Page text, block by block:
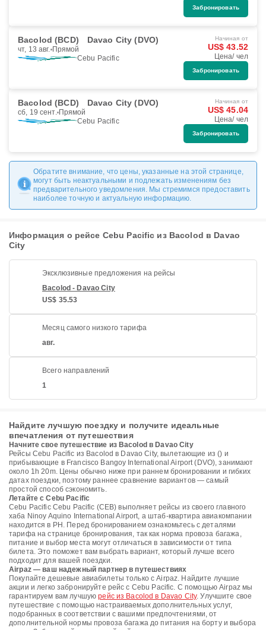
Забронировать
Bacolod (BCD) Davao City (DVO)
чт, 13 авг. Прямой
Cebu Pacific
Начиная от
US$ 43.52
Цена/ чел
Забронировать
Bacolod (BCD) Davao City (DVO)
сб, 19 сент. Прямой
Cebu Pacific
Начиная от
US$ 45.04
Цена/ чел
Забронировать
Обратите внимание, что цены, указанные на этой странице,
могут быть неактуальными и подлежать изменениям без
предварительного уведомления. Мы стремимся предоставить
наиболее точную и актуальную информацию.
Информация о рейсе Cebu Pacific из Bacolod в Davao
City
Эксклюзивные предложения на рейсы
Bacolod - Davao City
US$ 35.53
Месяц самого низкого тарифа
авг.
Всего направлений
1
Найдите лучшую поездку и получите идеальные
впечатления от путешествия
Начните свое путешествие из Bacolod в Davao City
Рейсы Cebu Pacific из Bacolod в Davao City, вылетающие из () и
прибывающие в Francisco Bangoy International Airport (DVO), занимают
около 1h 20m. Цены обычно ниже при раннем бронировании и гибких
датах поездки, поэтому раннее сравнение вариантов — самый
простой способ сэкономить.
Летайте с Cebu Pacific
Cebu Pacific Cebu Pacific (CEB) выполняет рейсы из своего главного
хаба Ninoy Aquino International Airport, а штаб-квартира авиакомпании
находится в PH. Перед бронированием ознакомьтесь с деталями
тарифа на странице бронирования, так как норма провоза багажа,
питание и выбор места могут отличаться в зависимости от типа
билета. Это поможет вам выбрать вариант, который лучше всего
подходит для вашей поездки.
Airpaz — ваш надежный партнер в путешествиях
Покупайте дешевые авиабилеты только с Airpaz. Найдите лучшие
акции и легко забронируйте рейс с Cebu Pacific. С помощью Airpaz мы
гарантируем вам лучшуюрейс из Bacolod в Davao City. Улучшите свое
путешествие с помощью настраиваемых дополнительных услуг,
подобранных в соответствии с вашими предпочтениями, от
дополнительной нормы провоза багажа до питания на борту и выбора